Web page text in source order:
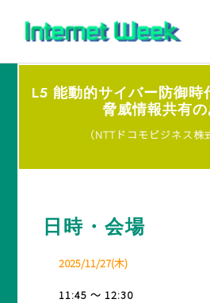
Internet Week とは
お知らせ
L5 能動的サイバー防御時
脅威情報共有
（NTTドコモビジネス株
日時・会場
2025/11/27(木)
11:45 ～ 12:30